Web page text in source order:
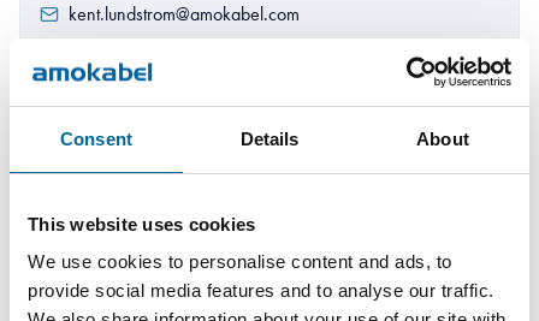
Consent Details About
This website uses cookies
We use cookies to personalise content and ads, to
provide social media features and to analyse our traffic.
kent.lundstrom@amokabel.com